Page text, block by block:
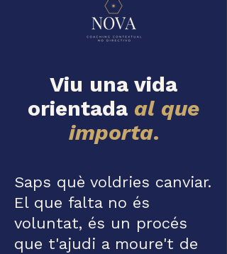
Viu una vida
orientada al que
importa.
Saps què voldries canviar.
El que falta no és
voluntat, és un procés
que t'ajudi a moure't de